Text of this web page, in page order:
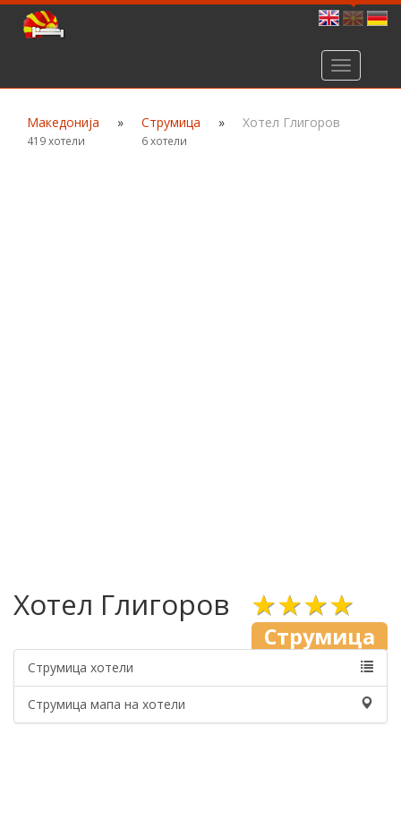
Toggle
navigation
Македонија
419 хотели
» Струмица
6 хотели
» Хотел Глигоров
Хотел Глигоров ★★★★
Струмица
Струмица хотели
Струмица мапа на хотели